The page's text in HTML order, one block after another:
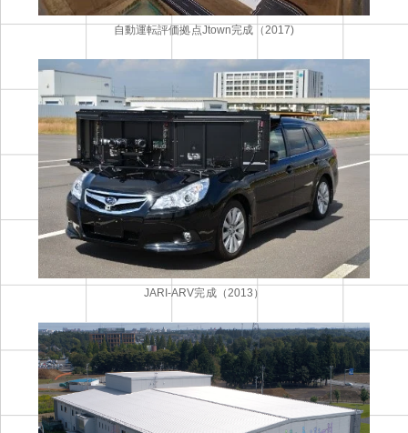
自動運転評価拠点Jtown完成（2017)
JARI-ARV完成（2013）